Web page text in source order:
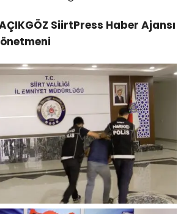
SiirtPress Haber Ajansı